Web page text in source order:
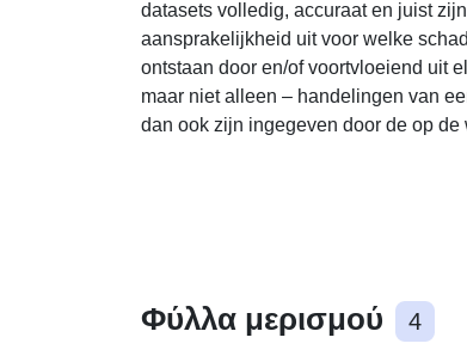
datasets volledig, accuraat en juist
aansprakelijkheid uit voor welke
ontstaan door en/of voortvloeiend uit
maar niet alleen – handelingen van
dan ook zijn ingegeven door de op
Φύλλα μερισμού 4